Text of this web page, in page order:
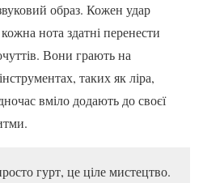
образ. Кожен удар
нота здатні перенести
Вони грають на
таких як ліра,
вміло додають до своєї
гурт, це ціле мистецтво.